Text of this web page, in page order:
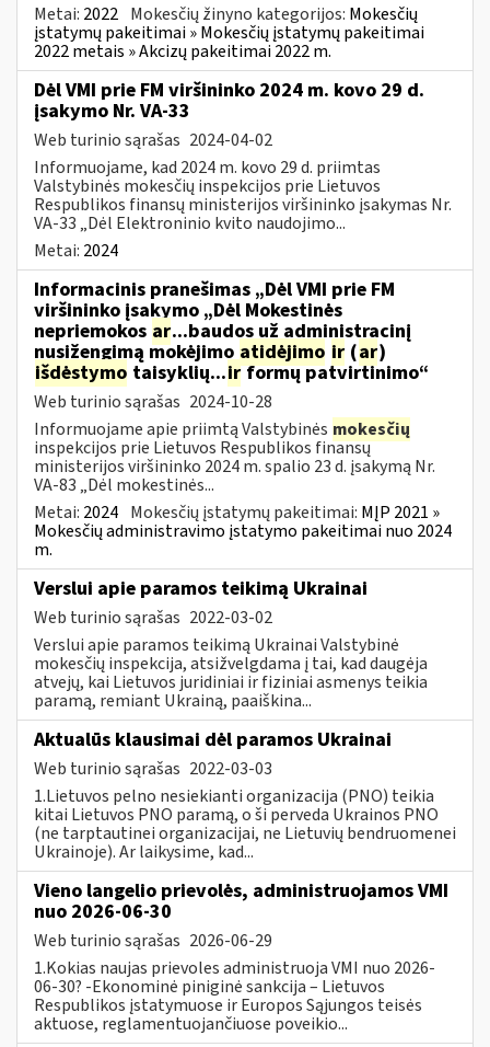
Metai: 2022 Mokesčių žinyno kategorijos: Mokesčių
įstatymų pakeitimai » Mokesčių įstatymų pakeitimai
2022 metais » Akcizų pakeitimai 2022 m.
Dėl VMI prie FM viršininko 2024 m. kovo 29 d.
įsakymo Nr. VA-33
Web turinio sąrašas 2024-04-02
Informuojame, kad 2024 m. kovo 29 d. priimtas
Valstybinės mokesčių inspekcijos prie Lietuvos
Respublikos finansų ministerijos viršininko įsakymas Nr.
VA-33 „Dėl Elektroninio kvito naudojimo...
Metai: 2024
Informacinis pranešimas „Dėl VMI prie FM
viršininko įsakymo „Dėl Mokestinės
nepriemokos ar...baudos už administracinį
nusižengimą mokėjimo atidėjimo ir (ar)
išdėstymo taisyklių...irformų patvirtinimo“
Web turinio sąrašas 2024-10-28
Informuojame apie priimtą Valstybinės mokesčių
inspekcijos prie Lietuvos Respublikos finansų
ministerijos viršininko 2024 m. spalio 23 d. įsakymą Nr.
VA-83 „Dėl mokestinės...
Metai: 2024 Mokesčių įstatymų pakeitimai: MĮP 2021 »
Mokesčių administravimo įstatymo pakeitimai nuo 2024
m.
Verslui apie paramos teikimą Ukrainai
Web turinio sąrašas 2022-03-02
Verslui apie paramos teikimą Ukrainai Valstybinė
mokesčių inspekcija, atsižvelgdama į tai, kad daugėja
atvejų, kai Lietuvos juridiniai ir fiziniai asmenys teikia
paramą, remiant Ukrainą, paaiškina...
Aktualūs klausimai dėl paramos Ukrainai
Web turinio sąrašas 2022-03-03
1.Lietuvos pelno nesiekianti organizacija (PNO) teikia
kitai Lietuvos PNO paramą, o ši perveda Ukrainos PNO
(ne tarptautinei organizacijai, ne Lietuvių bendruomenei
Ukrainoje). Ar laikysime, kad...
Vieno langelio prievolės, administruojamos VMI
nuo 2026-06-30
Web turinio sąrašas 2026-06-29
1.Kokias naujas prievoles administruoja VMI nuo 2026-
06-30? -Ekonominė piniginė sankcija – Lietuvos
Respublikos įstatymuose ir Europos Sąjungos teisės
aktuose, reglamentuojančiuose poveikio...